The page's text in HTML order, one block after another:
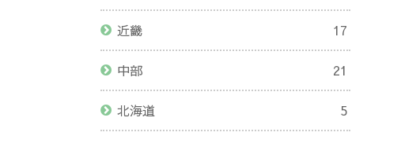
近畿 17
中部 21
北海道 5